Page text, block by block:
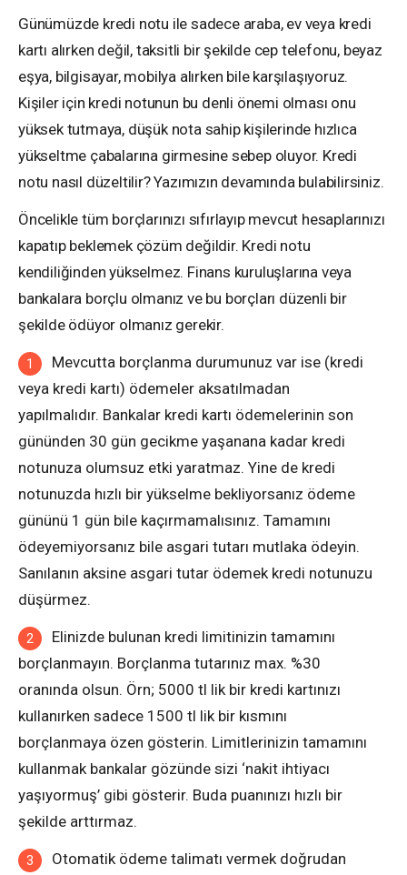
Günümüzde kredi notu ile sadece araba, ev veya kredi
kartı alırken değil, taksitli bir şekilde cep telefonu, beyaz
eşya, bilgisayar, mobilya alırken bile karşılaşıyoruz.
Kişiler için kredi notunun bu denli önemi olması onu
yüksek tutmaya, düşük nota sahip kişilerinde hızlıca
yükseltme çabalarına girmesine sebep oluyor. Kredi
notu nasıl düzeltilir? Yazımızın devamında bulabilirsiniz.
Öncelikle tüm borçlarınızı sıfırlayıp mevcut hesaplarınızı
kapatıp beklemek çözüm değildir. Kredi notu
kendiliğinden yükselmez. Finans kuruluşlarına veya
bankalara borçlu olmanız ve bu borçları düzenli bir
şekilde ödüyor olmanız gerekir.
Mevcutta borçlanma durumunuz var ise (kredi
veya kredi kartı) ödemeler aksatılmadan
yapılmalıdır. Bankalar kredi kartı ödemelerinin son
gününden 30 gün gecikme yaşanana kadar kredi
notunuza olumsuz etki yaratmaz. Yine de kredi
notunuzda hızlı bir yükselme bekliyorsanız ödeme
gününü 1 gün bile kaçırmamalısınız. Tamamını
ödeyemiyorsanız bile asgari tutarı mutlaka ödeyin.
Sanılanın aksine asgari tutar ödemek kredi notunuzu
düşürmez.
Elinizde bulunan kredi limitinizin tamamını
borçlanmayın. Borçlanma tutarınız max. %30
oranında olsun. Örn; 5000 tl lik bir kredi kartınızı
kullanırken sadece 1500 tl lik bir kısmını
borçlanmaya özen gösterin. Limitlerinizin tamamını
kullanmak bankalar gözünde sizi ‘nakit ihtiyacı
yaşıyormuş’ gibi gösterir. Buda puanınızı hızlı bir
şekilde arttırmaz.
Otomatik ödeme talimatı vermek doğrudan